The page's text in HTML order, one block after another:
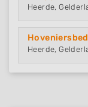
Heerde,
Heerde,